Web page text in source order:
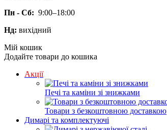
Пн - Сб: 9:00–18:00
Нд: вихідний
Мій кошик
Додайте товари до кошика
Акції
Печі та каміни зі знижками
Товари з безкоштовною доставкою
Димарі та комплектуючі